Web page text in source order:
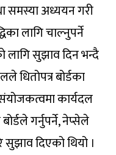
समस्या अध्ययन गरी
लागि चाल्नुपर्ने
लागि सुझाव दिन भन्दै
धितोपत्र बोर्डका
कार्यदल
गर्नुपर्ने, नेप्सेले
सुझाव दिएको थियो ।